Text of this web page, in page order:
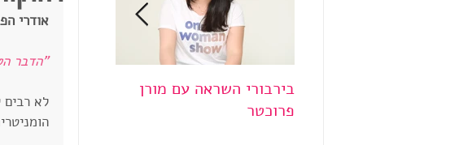
אודרי
"הדבר
לא רבים
בירבורי השראה עם מורן
פרוכטר